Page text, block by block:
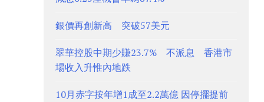
銀價再創新高 突破57美元
翠華控股中期少賺23.7% 不派息 香港市
場收入升惟內地跌
10月赤字按年增1成至2.2萬億 因停擺提前